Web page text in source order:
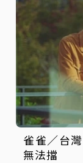
雀雀／台
無法擋